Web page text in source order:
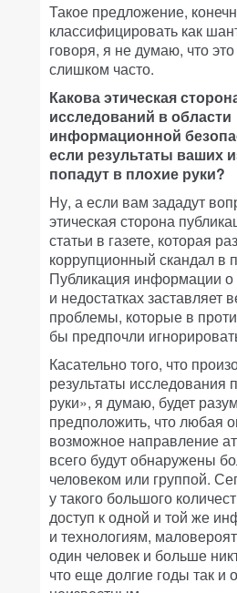
Такое предложение,
классифицировать как
говоря, я не думаю, что
слишком часто.
Какова этическая
исследований в области
информационной
если результаты ваших
попадут в плохие руки?
Ну, а если вам зададут
этическая сторона
статьи в газете, которая
коррупционный скандал в
Публикация информации о
и недостатках заставляет
проблемы, которые в
бы предпочли
Касательно того, что
результаты исследования
руки», я думаю, будет
предположить, что любая
возможное направление
всего будут обнаружены
человеком или группой.
у такого большого
доступ к одной и той же
и технологиям,
один человек и больше
что еще долгие годы так и